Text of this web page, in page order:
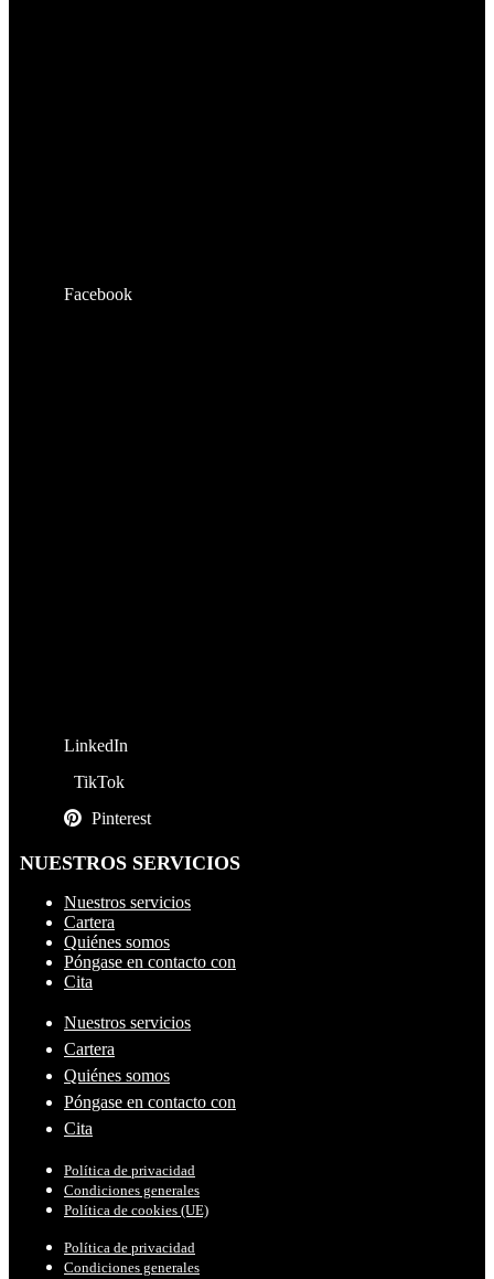
Facebook
LinkedIn
TikTok
Pinterest
NUESTROS SERVICIOS
Nuestros servicios
Cartera
Quiénes somos
Póngase en contacto con
Cita
Nuestros servicios
Cartera
Quiénes somos
Póngase en contacto con
Cita
Política de privacidad
Condiciones generales
Política de cookies (UE)
Política de privacidad
Condiciones generales